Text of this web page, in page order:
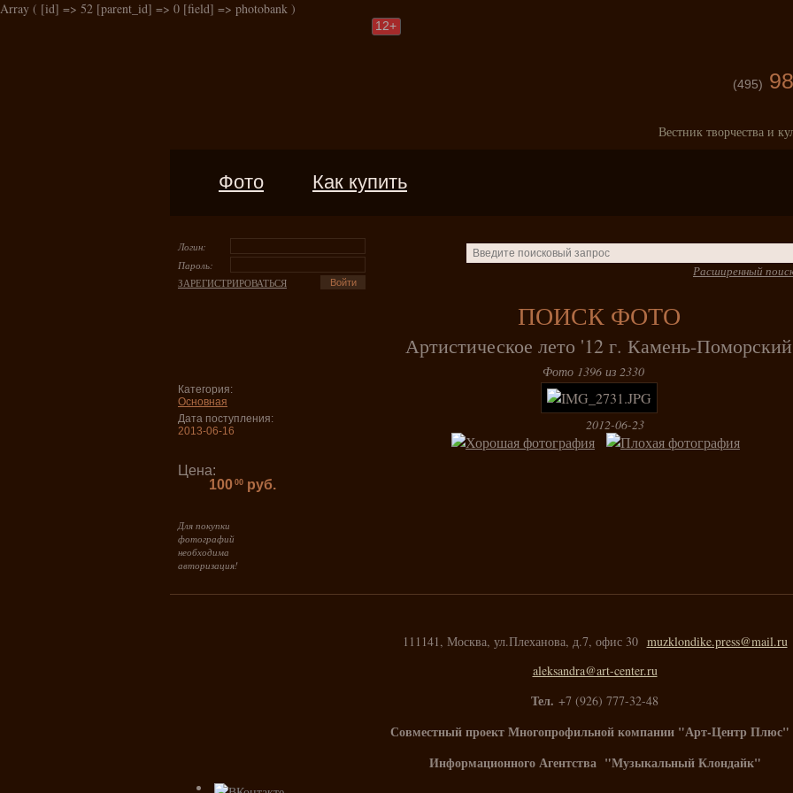
Array ( [id] => 52 [parent_id] => 0 [field] => photobank )
12+
(495)
Вестник творчества и
Фото Как купить
Логин:
Пароль:
ЗАРЕГИСТРИРОВАТЬСЯ
Расширенный
ПОИСК ФОТО
Артистическое лето '12 г. Камень-Поморский
Категория:
Основная
Дата поступления:
2013-06-16
Цена:
100 00 руб.
Для покупки
фотографий
необходима
авторизация!
Фото 1396 из 2330
2012-06-23
111141, Москва, ул.Плеханова, д.7, офис 30 muzklondike.press@mail.ru
aleksandra@art-center.ru
Тел. +7 (926) 777-32-48
Совместный проект Многопрофильной компании "Арт-Центр Плюс"
Информационного Агентства "Музыкальный Клондайк"